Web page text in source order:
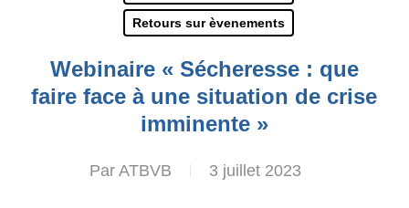
Retours sur èvenements
Webinaire « Sécheresse : que
faire face à une situation de crise
imminente »
Par ATBVB 3 juillet 2023